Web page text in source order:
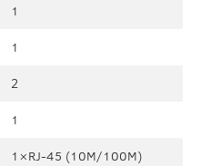
1
1
2
1
1×RJ-45 (10М/100М)